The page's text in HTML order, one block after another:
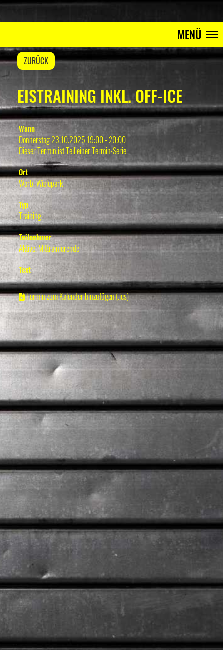
MENÜ
ZURÜCK
EISTRAINING INKL. OFF-ICE
Wann
Donnerstag 23.10.2025 19:00 - 20:00
Dieser Termin ist Teil einerTermin-Serie
Ort
Worb, Wislepark
Typ
Training
Teilnehmer
Aktive, Mittrainierende
Text
Termin zum Kalender hinzufügen (.ics)